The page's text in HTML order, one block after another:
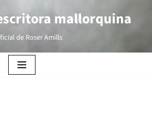
mallorquina
de Roser Amills